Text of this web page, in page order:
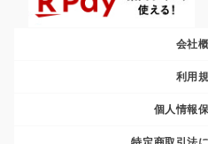
会社
利用
個人情報